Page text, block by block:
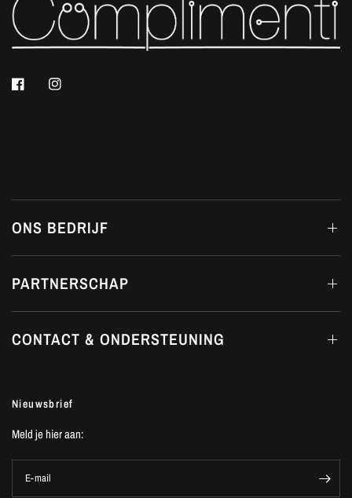
ONS BEDRIJF
PARTNERSCHAP
CONTACT & ONDERSTEUNING
Nieuwsbrief
Meld je hier aan:
E-mail